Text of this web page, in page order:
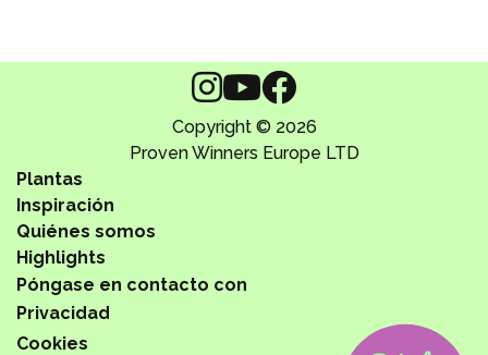
Copyright © 2026
Proven Winners Europe LTD
Plantas
Inspiración
Quiénes somos
Privacidad
Cookies
Highlights
Póngase en contacto con